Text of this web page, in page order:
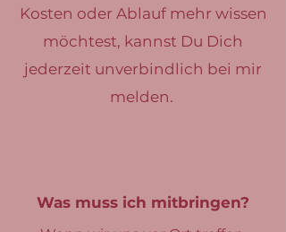
Kosten oder Ablauf mehr wissen
möchtest, kannst Du Dich
jederzeit unverbindlich bei mir
melden.
Was muss ich mitbringen?